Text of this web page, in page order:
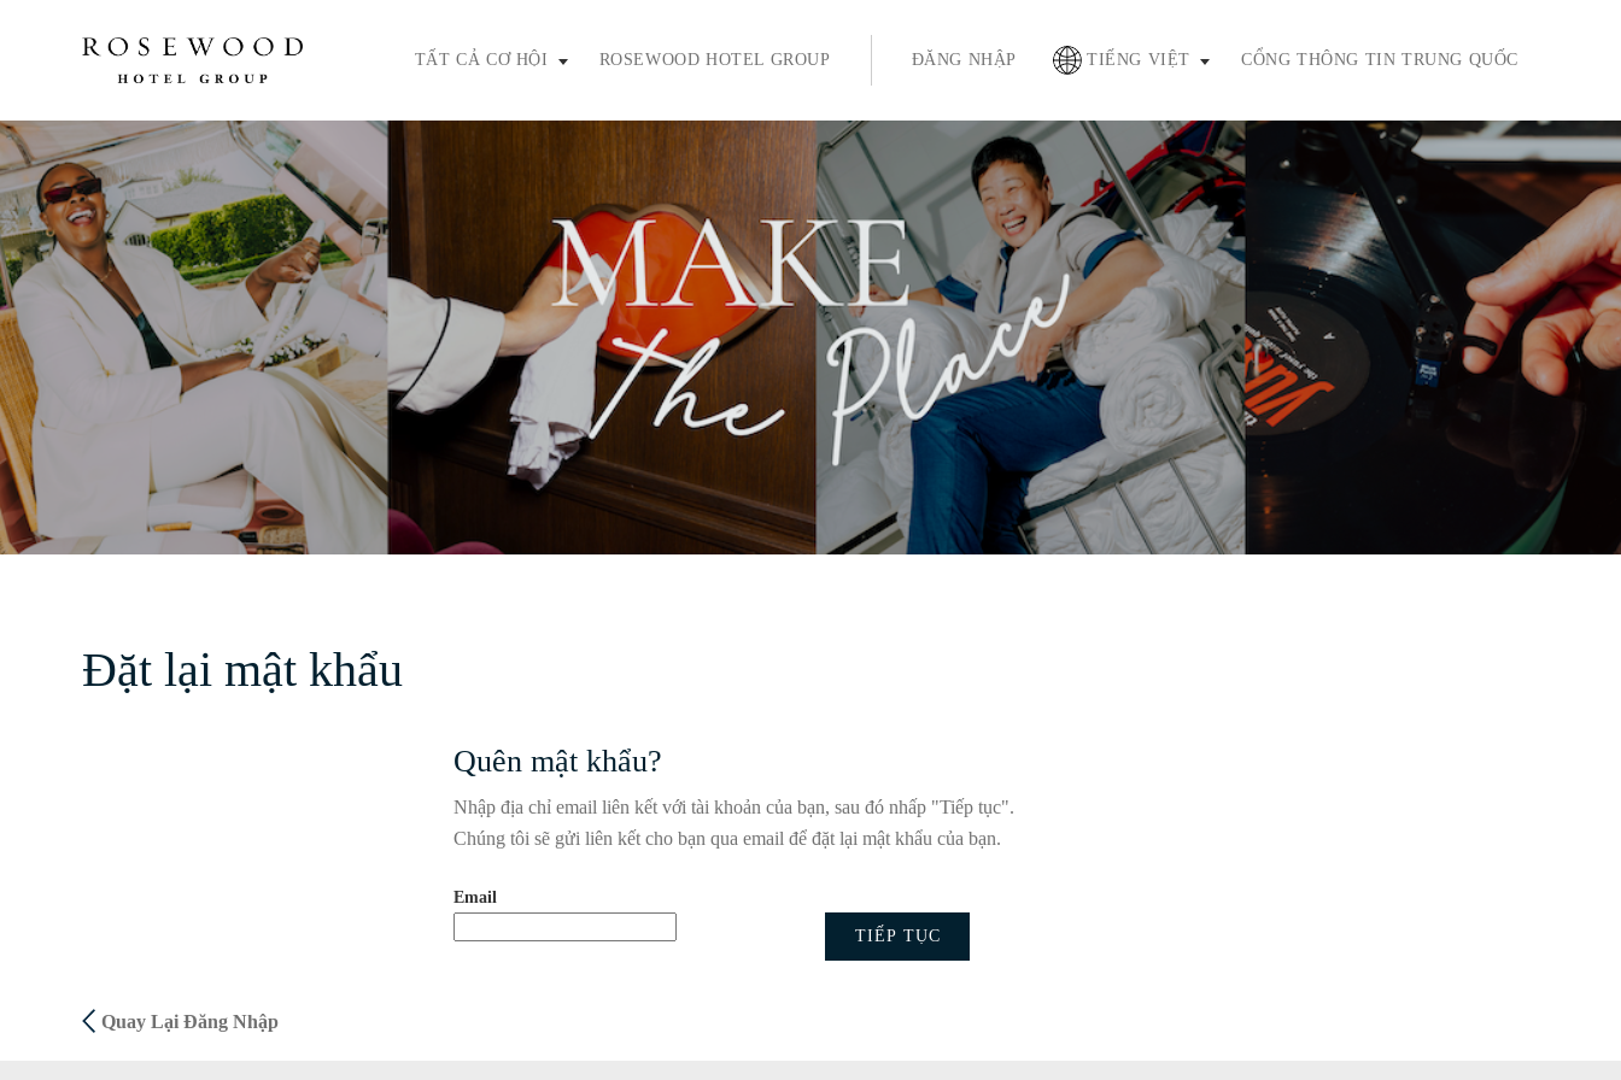
TẤT CẢ CƠ HỘI
ROSEWOOD HOTEL GROUP ĐĂNG NHẬP TIẾNG VIỆT CỔNG THÔNG TIN TRUNG QUỐC
Đặt lại mật khẩu
Quên mật khẩu?
Nhập địa chỉ email liên kết với tài khoản của bạn, sau đó nhấp "Tiếp tục".
Chúng tôi sẽ gửi liên kết cho bạn qua email để đặt lại mật khẩu của bạn.
Đặt lại mật khẩu bằng email của bạn
Email
TIẾP TỤC
Quay Lại Đăng Nhập